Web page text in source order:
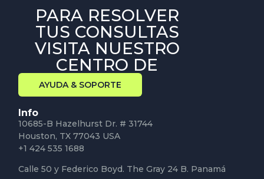
PARA RESOLVER
TUS CONSULTAS
VISITA NUESTRO
CENTRO DE
AYUDA & SOPORTE
Info
10685-B Hazelhurst Dr. # 31744
Houston, TX 77043 USA
+1 424 535 1688
Calle 50 y Federico Boyd. The Gray 24 B. Panamá